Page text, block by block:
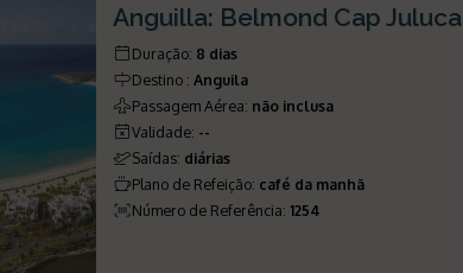
Anguilla: Belmond Cap Juluca
Duração: 8 dias
Destino : Anguila
Passagem Aérea: não inclusa
Validade: --
Saídas: diárias
Plano de Refeição: café da manhã
Número de Referência:1254